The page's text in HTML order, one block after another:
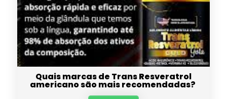
Quais marcas de Trans Resveratrol
americano são mais recomendadas?